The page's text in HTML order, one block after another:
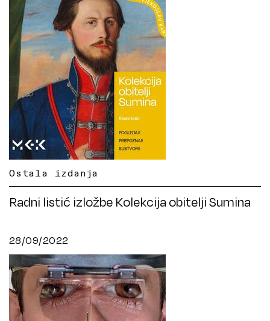
Ostala izdanja
Radni listić izložbe Kolekcija obitelji Sumina
28/09/2022